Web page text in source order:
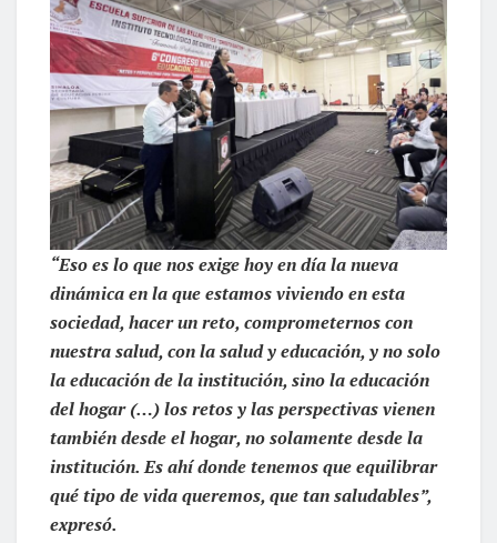
“Eso es lo que nos exige hoy en día la nueva
dinámica en la que estamos viviendo en esta
sociedad, hacer un reto, comprometernos con
nuestra salud, con la salud y educación, y no solo
la educación de la institución, sino la educación
del hogar (…) los retos y las perspectivas vienen
también desde el hogar, no solamente desde la
institución. Es ahí donde tenemos que equilibrar
qué tipo de vida queremos, que tan saludables”,
expresó.